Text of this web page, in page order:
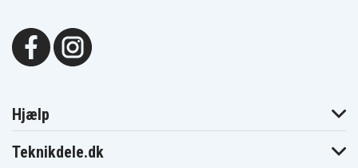
Hjælp
Teknikdele.dk